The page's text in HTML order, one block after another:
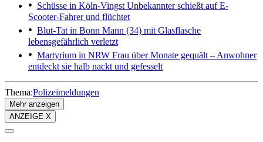
Schüsse in Köln-Vingst Unbekannter schießt auf E-
Scooter-Fahrer und flüchtet
Blut-Tat in Bonn Mann (34) mit Glasflasche
lebensgefährlich verletzt
Martyrium in NRW Frau über Monate gequält – Anwohner
entdeckt sie halb nackt und gefesselt
Thema:Polizeimeldungen
Mehr anzeigen
ANZEIGE X